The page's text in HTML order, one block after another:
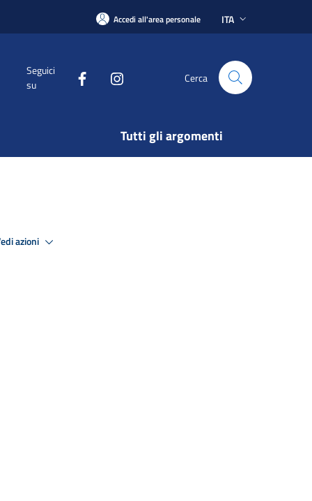
Accedi all'area personale ITA
Seguici
su
Cerca
Tutti gli argomenti
azioni